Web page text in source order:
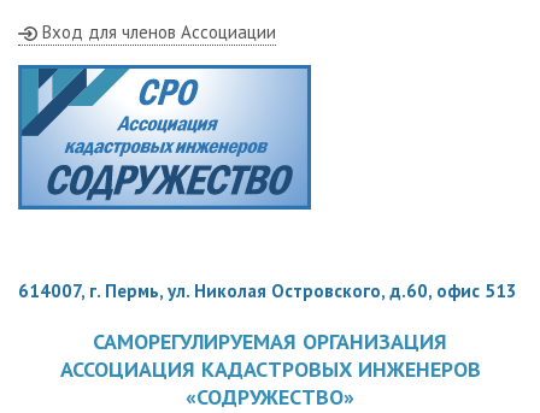
Вход для членов Ассоциации
614007, г. Пермь, ул. Николая Островского, д.60, офис 513
САМОРЕГУЛИРУЕМАЯ ОРГАНИЗАЦИЯ
АССОЦИАЦИЯ КАДАСТРОВЫХ ИНЖЕНЕРОВ
«СОДРУЖЕСТВО»